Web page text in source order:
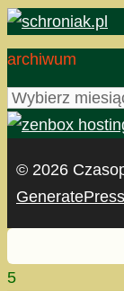
archiwum
archiwum
© 2026
GeneratePress
5